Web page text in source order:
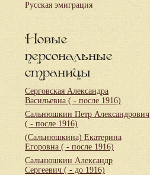
Русская эмиграция
Новые
персональные
страницы
Серговская Александра
Васильевна ( - после 1916)
Сальнюшкин Петр Александрович
( - после 1916)
(Сальнюшкина) Екатерина
Егоровна ( - после 1916)
Сальнюшкин Александр
Сергеевич ( - до 1916)